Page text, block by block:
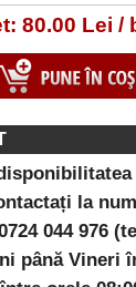
80.00 Lei /
la
044 976
până Vineri